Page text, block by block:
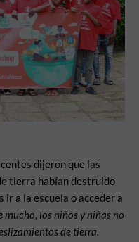
dijeron que las
tierra habían destruido
a la escuela o acceder a
mucho, los niños y niñas no
de tierra.